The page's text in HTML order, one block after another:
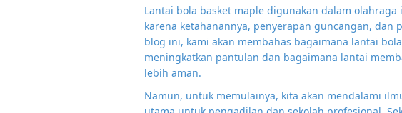
Lantai bola basket maple digunakan dalam
karena ketahanannya, penyerapan guncangan, dan
blog ini, kami akan membahas bagaimana lantai
meningkatkan pantulan dan bagaimana lantai
lebih aman.
Namun, untuk memulainya, kita akan mendalami